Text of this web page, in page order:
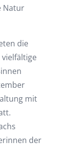
Natur
die
vielfältige
mit
der